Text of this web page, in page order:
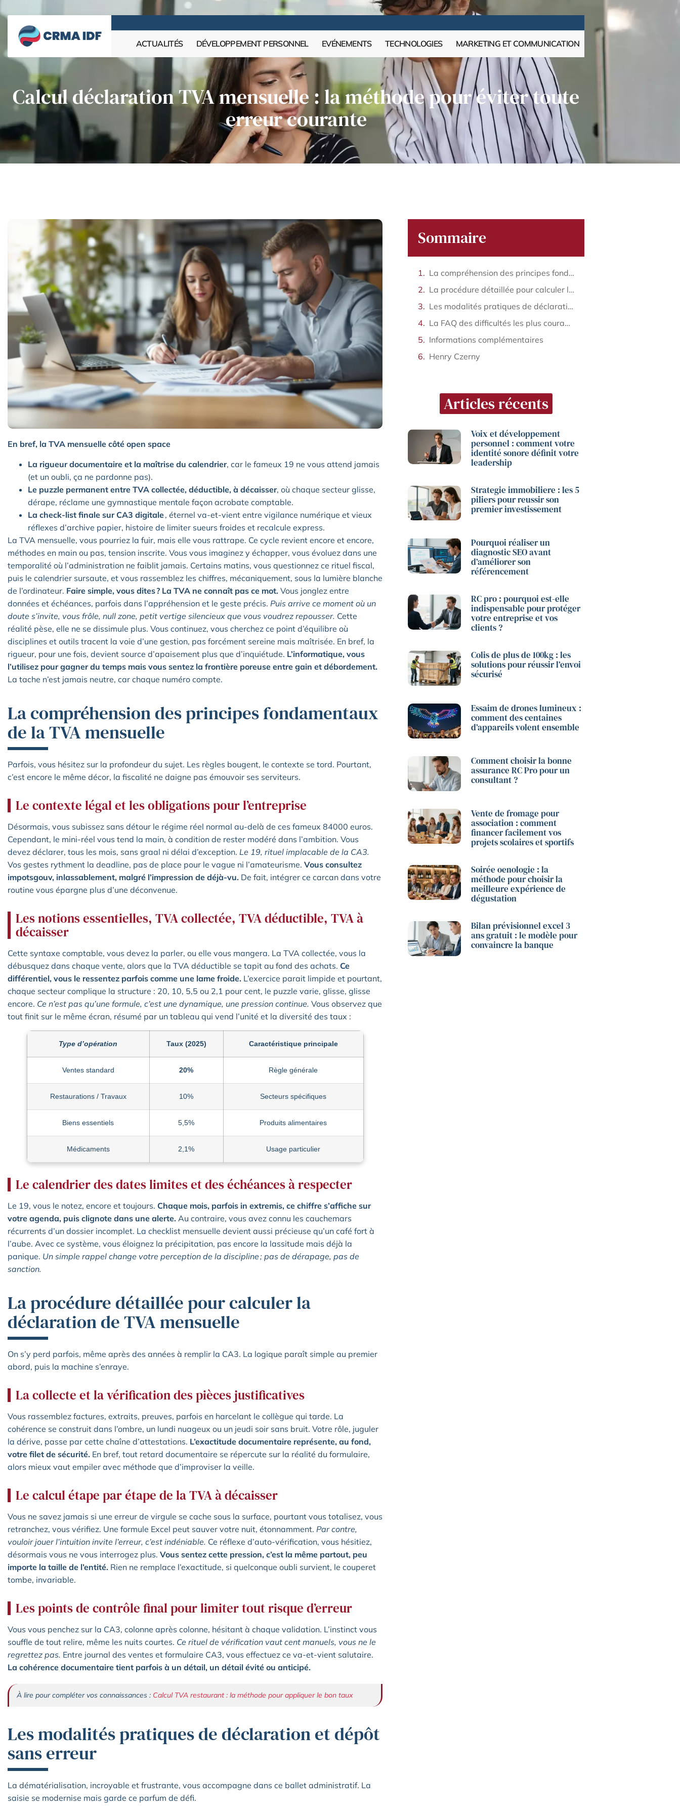
ACTUALITÉS DÉVELOPPEMENT PERSONNEL EVÉNEMENTS TECHNOLOGIES MARKETING ET COMMUNICATION
Calcul déclaration TVA mensuelle : la méthode pour éviter toute
erreur courante
En bref, la TVA mensuelle côté open space
La rigueur documentaire et la maîtrise du calendrier, car le fameux 19 ne vous attend jamais
(et un oubli, ça ne pardonne pas).
Le puzzle permanent entre TVA collectée, déductible, à décaisser, où chaque secteur glisse,
dérape, réclame une gymnastique mentale façon acrobate comptable.
La check-list finale sur CA3 digitale, éternel va-et-vient entre vigilance numérique et vieux
réflexes d’archive papier, histoire de limiter sueurs froides et recalcule express.
La TVA mensuelle, vous pourriez la fuir, mais elle vous rattrape. Ce cycle revient encore et encore,
méthodes en main ou pas, tension inscrite. Vous vous imaginez y échapper, vous évoluez dans une
temporalité où l’administration ne faiblit jamais. Certains matins, vous questionnez ce rituel fiscal,
puis le calendrier sursaute, et vous rassemblez les chiffres, mécaniquement, sous la lumière blanche
de l’ordinateur. Faire simple, vous dites ? La TVA ne connaît pas ce mot. Vous jonglez entre
données et échéances, parfois dans l’appréhension et le geste précis. Puis arrive ce moment où un
doute s’invite, vous frôle, null zone, petit vertige silencieux que vous voudrez repousser. Cette
réalité pèse, elle ne se dissimule plus. Vous continuez, vous cherchez ce point d’équilibre où
disciplines et outils tracent la voie d’une gestion, pas forcément sereine mais maîtrisée. En bref, la
rigueur, pour une fois, devient source d’apaisement plus que d’inquiétude. L’informatique, vous
l’utilisez pour gagner du temps mais vous sentez la frontière poreuse entre gain et débordement.
La tache n’est jamais neutre, car chaque numéro compte.
La compréhension des principes fondamentaux
de la TVA mensuelle
Parfois, vous hésitez sur la profondeur du sujet. Les règles bougent, le contexte se tord. Pourtant,
c’est encore le même décor, la fiscalité ne daigne pas émouvoir ses serviteurs.
Le contexte légal et les obligations pour l’entreprise
Désormais, vous subissez sans détour le régime réel normal au-delà de ces fameux 84000 euros.
Cependant, le mini-réel vous tend la main, à condition de rester modéré dans l’ambition. Vous
devez déclarer, tous les mois, sans graal ni délai d’exception. Le 19, rituel implacable de la CA3.
Vos gestes rythment la deadline, pas de place pour le vague ni l’amateurisme. Vous consultez
impotsgouv, inlassablement, malgré l’impression de déjà-vu. De fait, intégrer ce carcan dans votre
routine vous épargne plus d’une déconvenue.
Les notions essentielles, TVA collectée, TVA déductible, TVA à
décaisser
Cette syntaxe comptable, vous devez la parler, ou elle vous mangera. La TVA collectée, vous la
débusquez dans chaque vente, alors que la TVA déductible se tapit au fond des achats. Ce
différentiel, vous le ressentez parfois comme une lame froide. L’exercice parait limpide et pourtant,
chaque secteur complique la structure : 20, 10, 5,5 ou 2,1 pour cent, le puzzle varie, glisse, glisse
encore. Ce n’est pas qu’une formule, c’est une dynamique, une pression continue. Vous observez que
tout finit sur le même écran, résumé par un tableau qui vend l’unité et la diversité des taux :
Type d’opération Taux (2025) Caractéristique principale
Ventes standard 20% Règle générale
Restaurations / Travaux 10% Secteurs spécifiques
Biens essentiels 5,5% Produits alimentaires
Médicaments 2,1% Usage particulier
Le calendrier des dates limites et des échéances à respecter
Le 19, vous le notez, encore et toujours. Chaque mois, parfois in extremis, ce chiffre s’affiche sur
votre agenda, puis clignote dans une alerte. Au contraire, vous avez connu les cauchemars
récurrents d’un dossier incomplet. La checklist mensuelle devient aussi précieuse qu’un café fort à
l’aube. Avec ce système, vous éloignez la précipitation, pas encore la lassitude mais déjà la
panique. Un simple rappel change votre perception de la discipline ; pas de dérapage, pas de
sanction.
La procédure détaillée pour calculer la
déclaration de TVA mensuelle
On s’y perd parfois, même après des années à remplir la CA3. La logique paraît simple au premier
abord, puis la machine s’enraye.
La collecte et la vérification des pièces justificatives
Vous rassemblez factures, extraits, preuves, parfois en harcelant le collègue qui tarde. La
cohérence se construit dans l’ombre, un lundi nuageux ou un jeudi soir sans bruit. Votre rôle, juguler
la dérive, passe par cette chaîne d’attestations. L’exactitude documentaire représente, au fond,
votre filet de sécurité. En bref, tout retard documentaire se répercute sur la réalité du formulaire,
alors mieux vaut empiler avec méthode que d’improviser la veille.
Le calcul étape par étape de la TVA à décaisser
Vous ne savez jamais si une erreur de virgule se cache sous la surface, pourtant vous totalisez, vous
retranchez, vous vérifiez. Une formule Excel peut sauver votre nuit, étonnamment. Par contre,
vouloir jouer l’intuition invite l’erreur, c’est indéniable. Ce réflexe d’auto-vérification, vous hésitiez,
désormais vous ne vous interrogez plus. Vous sentez cette pression, c’est la même partout, peu
importe la taille de l’entité. Rien ne remplace l’exactitude, si quelconque oubli survient, le couperet
tombe, invariable.
Les points de contrôle final pour limiter tout risque d’erreur
Vous vous penchez sur la CA3, colonne après colonne, hésitant à chaque validation. L’instinct vous
souffle de tout relire, même les nuits courtes. Ce rituel de vérification vaut cent manuels, vous ne le
regrettez pas. Entre journal des ventes et formulaire CA3, vous effectuez ce va-et-vient salutaire.
La cohérence documentaire tient parfois à un détail, un détail évité ou anticipé.
À lire pour compléter vos connaissances : Calcul TVA restaurant : la méthode pour appliquer le bon taux
Les modalités pratiques de déclaration et dépôt
sans erreur
La dématérialisation, incroyable et frustrante, vous accompagne dans ce ballet administratif. La
saisie se modernise mais garde ce parfum de défi.
Sommaire
La compréhension des principes fondamentaux de la TVA mensuelle
La procédure détaillée pour calculer la déclaration de TVA mensuelle
Les modalités pratiques de déclaration et dépôt sans erreur
La FAQ des difficultés les plus courantes lors de la déclaration mensuelle
Informations complémentaires
Henry Czerny
Articles récents
Voix et développement
personnel : comment votre
identité sonore définit votre
leadership
Strategie immobiliere : les 5
piliers pour reussir son
premier investissement
Pourquoi réaliser un
diagnostic SEO avant
d’améliorer son
référencement
RC pro : pourquoi est-elle
indispensable pour protéger
votre entreprise et vos
clients ?
Colis de plus de 100kg : les
solutions pour réussir l’envoi
sécurisé
Essaim de drones lumineux :
comment des centaines
d’appareils volent ensemble
Comment choisir la bonne
assurance RC Pro pour un
consultant ?
Vente de fromage pour
association : comment
financer facilement vos
projets scolaires et sportifs
Soirée oenologie : la
méthode pour choisir la
meilleure expérience de
dégustation
Bilan prévisionnel excel 3
ans gratuit : le modèle pour
convaincre la banque